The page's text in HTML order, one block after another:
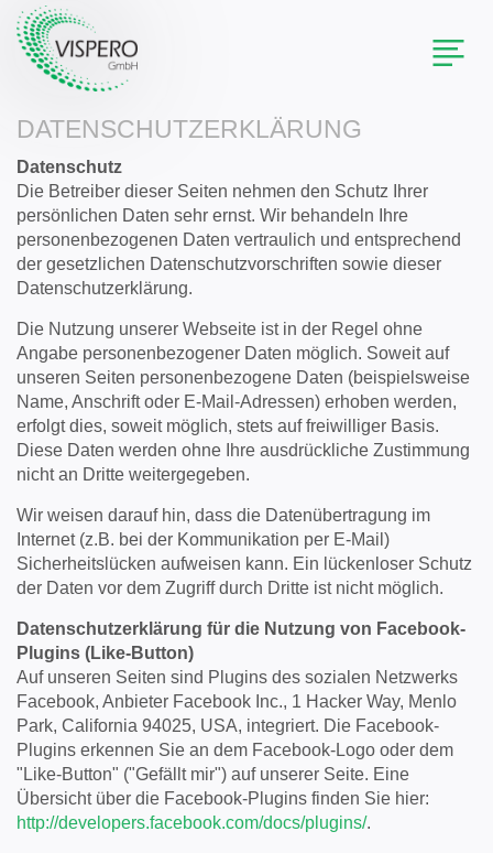
DATENSCHUTZERKLÄRUNG
Datenschutz
Die Betreiber dieser Seiten nehmen den Schutz Ihrer
persönlichen Daten sehr ernst. Wir behandeln Ihre
personenbezogenen Daten vertraulich und entsprechend
der gesetzlichen Datenschutzvorschriften sowie dieser
Datenschutzerklärung.
Die Nutzung unserer Webseite ist in der Regel ohne
Angabe personenbezogener Daten möglich. Soweit auf
unseren Seiten personenbezogene Daten (beispielsweise
Name, Anschrift oder E-Mail-Adressen) erhoben werden,
erfolgt dies, soweit möglich, stets auf freiwilliger Basis.
Diese Daten werden ohne Ihre ausdrückliche Zustimmung
nicht an Dritte weitergegeben.
Wir weisen darauf hin, dass die Datenübertragung im
Internet (z.B. bei der Kommunikation per E-Mail)
Sicherheitslücken aufweisen kann. Ein lückenloser Schutz
der Daten vor dem Zugriff durch Dritte ist nicht möglich.
Datenschutzerklärung für die Nutzung von Facebook-
Plugins (Like-Button)
Auf unseren Seiten sind Plugins des sozialen Netzwerks
Facebook, Anbieter Facebook Inc., 1 Hacker Way, Menlo
Park, California 94025, USA, integriert. Die Facebook-
Plugins erkennen Sie an dem Facebook-Logo oder dem
"Like-Button" ("Gefällt mir") auf unserer Seite. Eine
Übersicht über die Facebook-Plugins finden Sie hier:
http://developers.facebook.com/docs/plugins/.